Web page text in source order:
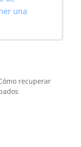
una
recuperar